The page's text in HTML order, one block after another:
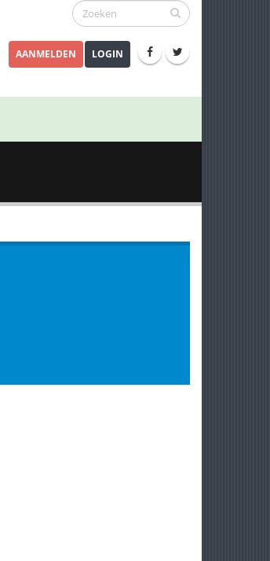
AANMELDEN LOGIN